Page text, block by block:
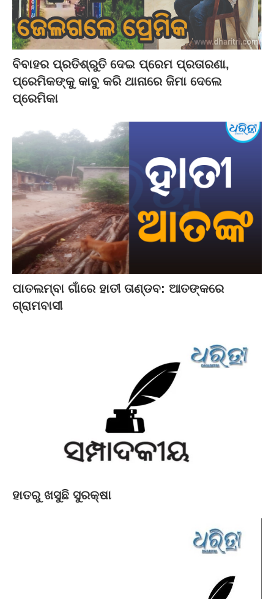
ବିବାହର ପ୍ରତିଶ୍ରୁତି ଦେଇ ପ୍ରେମ ପ୍ରତାରଣା,
ପ୍ରେମିକଙ୍କୁ କାବୁ କରି ଥାନାରେ ଜିମା ଦେଲେ
ପ୍ରେମିକା
ପାତଲମ୍ବା ଗାଁରେ ହାତୀ ତାଣ୍ଡବ: ଆତଙ୍କରେ
ଗ୍ରାମବାସୀ
ହାତରୁ ଖସୁଛି ସୁରକ୍ଷା